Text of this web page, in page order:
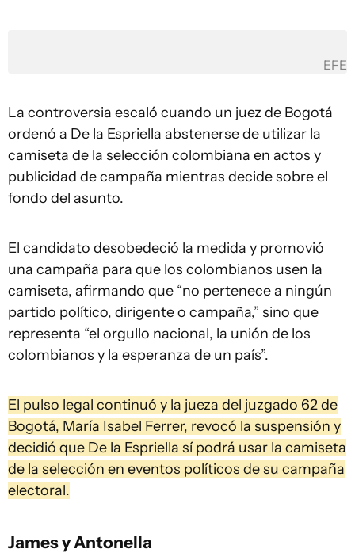
EFE
La controversia escaló cuando un juez de Bogotá
ordenó a De la Espriella abstenerse de utilizar la
camiseta de la selección colombiana en actos y
publicidad de campaña mientras decide sobre el
fondo del asunto.
El candidato desobedeció la medida y promovió
una campaña para que los colombianos usen la
camiseta, afirmando que “no pertenece a ningún
partido político, dirigente o campaña,” sino que
representa “el orgullo nacional, la unión de los
colombianos y la esperanza de un país”.
El pulso legal continuó y la jueza del juzgado 62 de
Bogotá, María Isabel Ferrer, revocó la suspensión y
decidió que De la Espriella sí podrá usar la camiseta
de la selección en eventos políticos de su campaña
electoral.
James y Antonella